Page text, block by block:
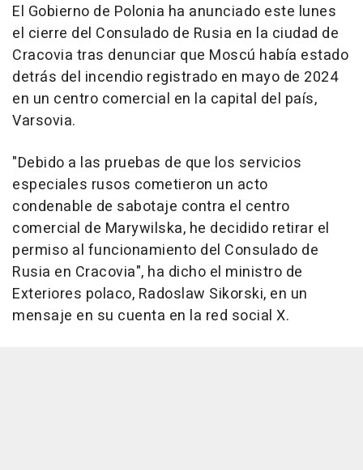
El Gobierno de Polonia ha anunciado este lunes
el cierre del Consulado de Rusia en la ciudad de
Cracovia tras denunciar que Moscú había estado
detrás del incendio registrado en mayo de 2024
en un centro comercial en la capital del país,
Varsovia.
"Debido a las pruebas de que los servicios
especiales rusos cometieron un acto
condenable de sabotaje contra el centro
comercial de Marywilska, he decidido retirar el
permiso al funcionamiento del Consulado de
Rusia en Cracovia", ha dicho el ministro de
Exteriores polaco, Radoslaw Sikorski, en un
mensaje en su cuenta en la red social X.